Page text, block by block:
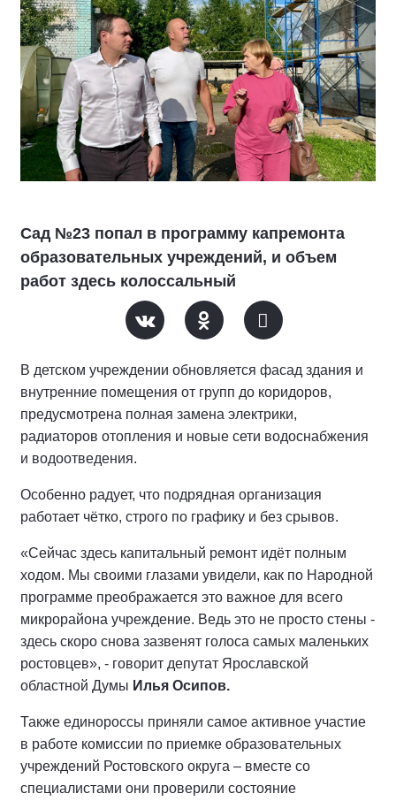
Сад №23 попал в программу капремонта
образовательных учреждений, и объем
работ здесь колоссальный
В детском учреждении обновляется фасад здания и
внутренние помещения от групп до коридоров,
предусмотрена полная замена электрики,
радиаторов отопления и новые сети водоснабжения
и водоотведения.
Особенно радует, что подрядная организация
работает чётко, строго по графику и без срывов.
«Сейчас здесь капитальный ремонт идёт полным
ходом. Мы своими глазами увидели, как по Народной
программе преображается это важное для всего
микрорайона учреждение. Ведь это не просто стены -
здесь скоро снова зазвенят голоса самых маленьких
ростовцев», - говорит депутат Ярославской
областной Думы Илья Осипов.
Также единороссы приняли самое активное участие
в работе комиссии по приемке образовательных
учреждений Ростовского округа – вместе со
специалистами они проверили состояние